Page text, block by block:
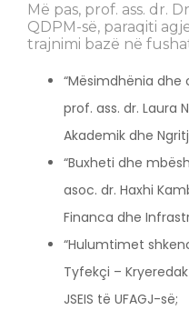
Më pas, prof. ass. dr.
QDPM-së, paraqiti
trajnimi bazë në
“Mësimdhënia dhe
prof. ass. dr. Laura
Akademik dhe
“Buxheti dhe
asoc. dr. Haxhi
Financa dhe
“Hulumtimet
Tyfekçi –
JSEIS të UFAGJ-së;